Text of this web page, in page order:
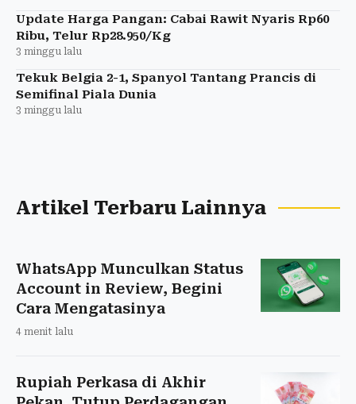
Update Harga Pangan: Cabai Rawit Nyaris Rp60
Ribu, Telur Rp28.950/Kg
3 minggu lalu
Tekuk Belgia 2-1, Spanyol Tantang Prancis di
Semifinal Piala Dunia
3 minggu lalu
Artikel Terbaru Lainnya
WhatsApp Munculkan Status
Account in Review, Begini
Cara Mengatasinya
4 menit lalu
Rupiah Perkasa di Akhir